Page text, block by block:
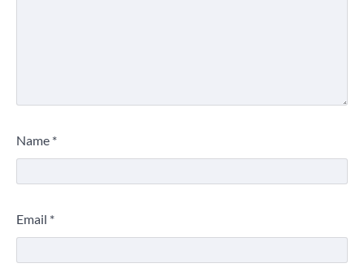
Name *
Email *